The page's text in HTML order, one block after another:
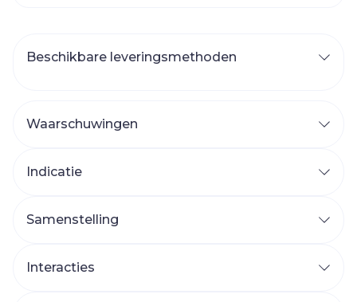
Beschikbare leveringsmethoden
Waarschuwingen
Indicatie
Samenstelling
Interacties